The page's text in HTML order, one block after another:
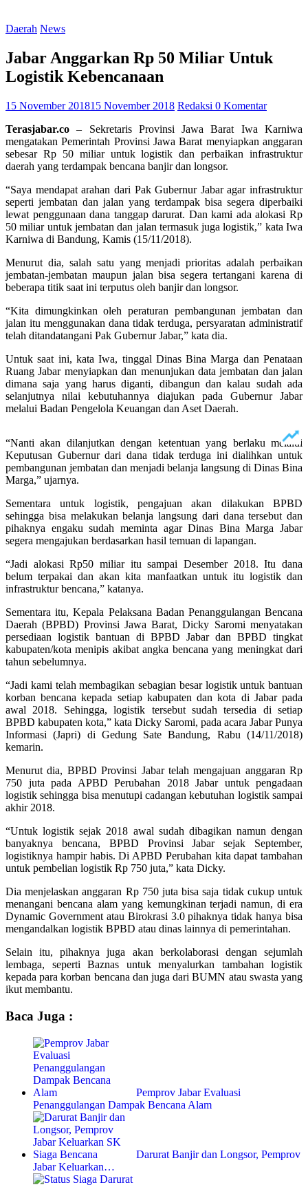
Daerah News
Jabar Anggarkan Rp 50 Miliar Untuk
Logistik Kebencanaan
15 November 201815 November 2018 Redaksi 0 Komentar
Terasjabar.co – Sekretaris Provinsi Jawa Barat Iwa Karniwa
mengatakan Pemerintah Provinsi Jawa Barat menyiapkan anggaran
sebesar Rp 50 miliar untuk logistik dan perbaikan infrastruktur
daerah yang terdampak bencana banjir dan longsor.
“Saya mendapat arahan dari Pak Gubernur Jabar agar infrastruktur
seperti jembatan dan jalan yang terdampak bisa segera diperbaiki
lewat penggunaan dana tanggap darurat. Dan kami ada alokasi Rp
50 miliar untuk jembatan dan jalan termasuk juga logistik,” kata Iwa
Karniwa di Bandung, Kamis (15/11/2018).
Menurut dia, salah satu yang menjadi prioritas adalah perbaikan
jembatan-jembatan maupun jalan bisa segera tertangani karena di
beberapa titik saat ini terputus oleh banjir dan longsor.
“Kita dimungkinkan oleh peraturan pembangunan jembatan dan
jalan itu menggunakan dana tidak terduga, persyaratan administratif
telah ditandatangani Pak Gubernur Jabar,” kata dia.
Untuk saat ini, kata Iwa, tinggal Dinas Bina Marga dan Penataan
Ruang Jabar menyiapkan dan menunjukan data jembatan dan jalan
dimana saja yang harus diganti, dibangun dan kalau sudah ada
selanjutnya nilai kebutuhannya diajukan pada Gubernur Jabar
melalui Badan Pengelola Keuangan dan Aset Daerah.
“Nanti akan dilanjutkan dengan ketentuan yang berlaku melalui
Keputusan Gubernur dari dana tidak terduga ini dialihkan untuk
pembangunan jembatan dan menjadi belanja langsung di Dinas Bina
Marga,” ujarnya.
Sementara untuk logistik, pengajuan akan dilakukan BPBD
sehingga bisa melakukan belanja langsung dari dana tersebut dan
pihaknya engaku sudah meminta agar Dinas Bina Marga Jabar
segera mengajukan berdasarkan hasil temuan di lapangan.
“Jadi alokasi Rp50 miliar itu sampai Desember 2018. Itu dana
belum terpakai dan akan kita manfaatkan untuk itu logistik dan
infrastruktur bencana,” katanya.
Sementara itu, Kepala Pelaksana Badan Penanggulangan Bencana
Daerah (BPBD) Provinsi Jawa Barat, Dicky Saromi menyatakan
persediaan logistik bantuan di BPBD Jabar dan BPBD tingkat
kabupaten/kota menipis akibat angka bencana yang meningkat dari
tahun sebelumnya.
“Jadi kami telah membagikan sebagian besar logistik untuk bantuan
korban bencana kepada setiap kabupaten dan kota di Jabar pada
awal 2018. Sehingga, logistik tersebut sudah tersedia di setiap
BPBD kabupaten kota,” kata Dicky Saromi, pada acara Jabar Punya
Informasi (Japri) di Gedung Sate Bandung, Rabu (14/11/2018)
kemarin.
Menurut dia, BPBD Provinsi Jabar telah mengajuan anggaran Rp
750 juta pada APBD Perubahan 2018 Jabar untuk pengadaan
logistik sehingga bisa menutupi cadangan kebutuhan logistik sampai
akhir 2018.
“Untuk logistik sejak 2018 awal sudah dibagikan namun dengan
banyaknya bencana, BPBD Provinsi Jabar sejak September,
logistiknya hampir habis. Di APBD Perubahan kita dapat tambahan
untuk pembelian logistik Rp 750 juta,” kata Dicky.
Dia menjelaskan anggaran Rp 750 juta bisa saja tidak cukup untuk
menangani bencana alam yang kemungkinan terjadi namun, di era
Dynamic Government atau Birokrasi 3.0 pihaknya tidak hanya bisa
mengandalkan logistik BPBD atau dinas lainnya di pemerintahan.
Selain itu, pihaknya juga akan berkolaborasi dengan sejumlah
lembaga, seperti Baznas untuk menyalurkan tambahan logistik
kepada para korban bencana dan juga dari BUMN atau swasta yang
ikut membantu.
Baca Juga :
Pemprov Jabar Evaluasi
Penanggulangan Dampak Bencana Alam
Darurat Banjir dan Longsor, Pemprov
Jabar Keluarkan…